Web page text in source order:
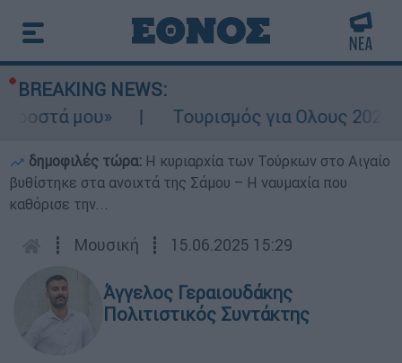
BREAKING NEWS:
Τουρισμός για Ολους 2026-2027: Τα
δημοφιλές τώρα: Η κυριαρχία των Τούρκων στο Αιγαίο
βυθίστηκε στα ανοιχτά της Σάμου – Η ναυμαχία που
καθόρισε την...
┋ Μουσική ┋ 15.06.2025 15:29
Άγγελος Γεραιουδάκης
Πολιτιστικός Συντάκτης